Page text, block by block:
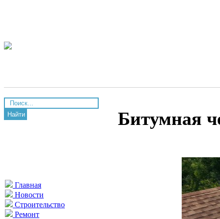
Найти
Главная
Новости
Строительство
Ремонт
Битумная